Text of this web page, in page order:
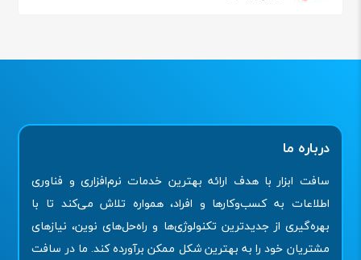
درباره ما
سافت ابزار با هدف ارائه بهترین خدمات نرم‌افزاری و فناوری
اطلاعات به کسب‌وکارها و افراد، همواره تلاش می‌کند تا با
بهره‌گیری از جدیدترین تکنولوژی‌ها و راه‌حل‌های نوین، نیازهای
مشتریان خود را به بهترین شکل ممکن برآورده کند. ما در سافت